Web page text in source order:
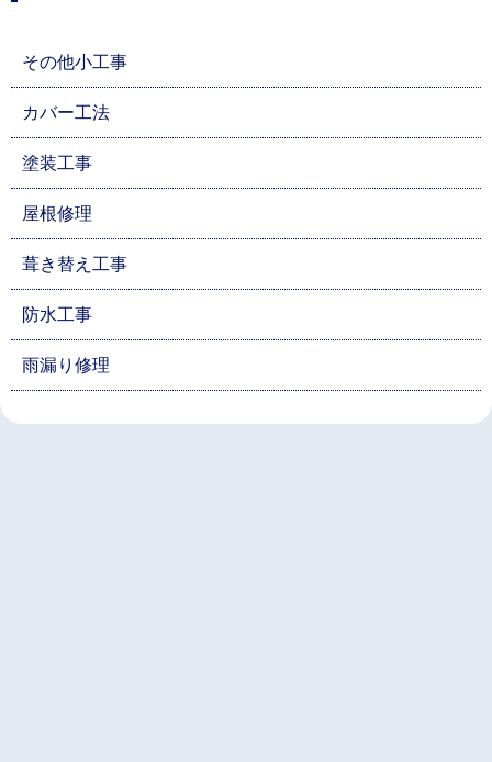
その他小工事
カバー工法
塗装工事
屋根修理
葺き替え工事
防水工事
雨漏り修理